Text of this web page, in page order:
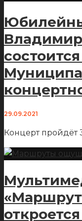
29.09.2021
Концерт пройдёт